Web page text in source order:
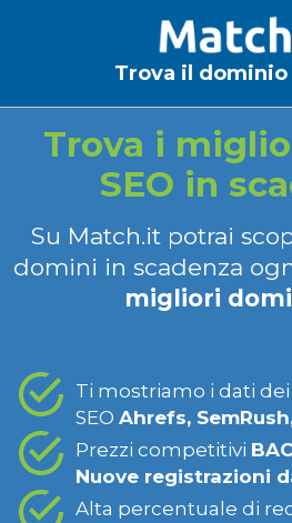
Trova il
Trova i
SEO in
Su Match.it potrai
domini in scadenza
migliori
Ti mostriamo i dati
SEO Ahrefs,
Prezzi competitivi
Nuove registrazioni
Alta percentuale di